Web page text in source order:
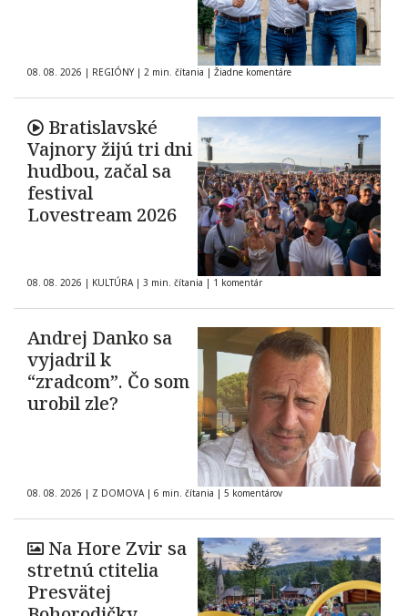
08. 08. 2026 | REGIÓNY | 2 min. čítania | Žiadne komentáre
Bratislavské
Vajnory žijú tri dni
hudbou, začal sa
festival
Lovestream 2026
08. 08. 2026 | KULTÚRA | 3 min. čítania | 1 komentár
Andrej Danko sa
vyjadril k
“zradcom”. Čo som
urobil zle?
08. 08. 2026 | Z DOMOVA | 6 min. čítania | 5 komentárov
Na Hore Zvir sa
stretnú ctitelia
Presvätej